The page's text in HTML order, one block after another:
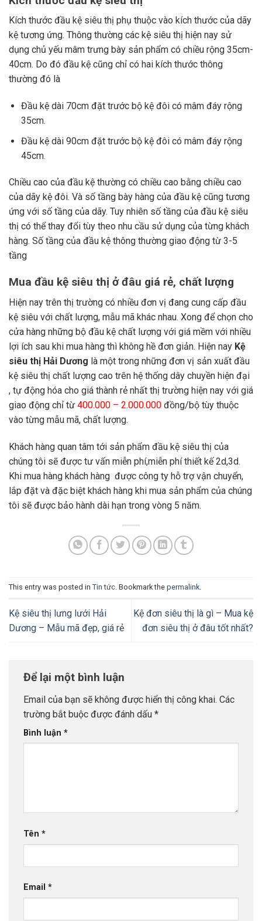
Kích thước đầu kệ siêu thị phụ thuộc vào kích thước của dãy
kệ tương ứng. Thông thường các kệ siêu thị hiện nay sử
dụng chủ yếu mâm trưng bày sản phẩm có chiều rộng 35cm-
40cm. Do đó đầu kệ cũng chỉ có hai kích thước thông
thường đó là
Đầu kệ dài 70cm đặt trước bộ kệ đôi có mâm đáy rộng
35cm.
Đầu kệ dài 90cm đặt trước bộ kệ đôi có mâm đáy rộng
45cm.
Chiều cao của đầu kệ thường có chiều cao bằng chiều cao
của dãy kệ đôi. Và số tầng bày hàng của đầu kệ cũng tương
ứng với số tầng của dãy. Tuy nhiên số tầng của đầu kệ siêu
thị có thể thay đổi tùy theo nhu cầu sử dụng của từng khách
hàng. Số tầng của đầu kệ thông thường giao động từ 3-5
tầng
Mua đầu kệ siêu thị ở đâu giá rẻ, chất lượng
Hiện nay trên thị trường có nhiều đơn vị đang cung cấp đầu
kệ siêu với chất lượng, mẫu mã khác nhau. Xong để chọn cho
cửa hàng những bộ đầu kệ chất lượng với giá mềm với nhiều
lợi ích sau khi mua hàng thì không hề đơn giản. Hiện nay Kệ
siêu thị Hải Dương là một trong những đơn vị sản xuất đầu
kệ siêu thị chất lượng cao trên hệ thống dây chuyền hiện đại
, tự động hóa cho giá thành rẻ nhất thị trường hiện nay với giá
giao động chỉ từ 400.000 – 2.000.000 đồng/bộ tùy thuộc
vào từng mẫu mã, chất lượng.
Khách hàng quan tâm tới sản phẩm đầu kệ siêu thị của
chúng tôi sẽ được tư vấn miễn phí,miễn phí thiết kế 2d,3d.
Khi mua hàng khách hàng được công ty hỗ trợ vận chuyển,
lắp đặt và đặc biệt khách hàng khi mua sản phẩm của chúng
tôi sẽ được bảo hành dài hạn trong vòng 5 năm.
This entry was posted in Tin tức . Bookmark the permalink
Kệ siêu thị lưng lưới Hải
Dương – Mẫu mã đẹp, giá rẻ
Kệ đơn siêu thị là gì – Mua kệ
đơn siêu thị ở đâu tốt nhất?
Để lại một bình luận
Email của bạn sẽ không được hiển thị công khai. Các
trường bắt buộc được đánh dấu *
Bình luận *
Tên *
Email *